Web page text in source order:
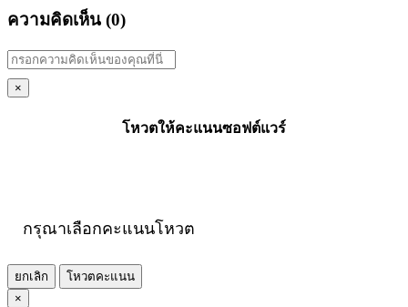
ความคิดเห็น (0)
×
โหวตให้คะแนนซอฟต์แวร์
กรุณาเลือกคะแนนโหวต
ยกเลิก
โหวตคะแนน
×